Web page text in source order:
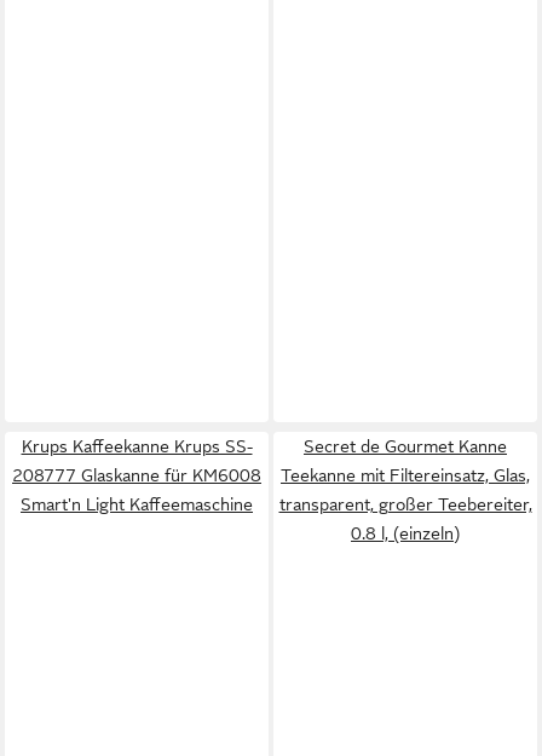
Krups Kaffeekanne Krups SS-
208777 Glaskanne für KM6008
Smart'n Light Kaffeemaschine
Secret de Gourmet Kanne
Teekanne mit Filtereinsatz, Glas,
transparent, großer Teebereiter,
0.8 l, (einzeln)